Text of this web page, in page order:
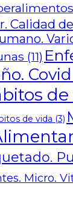
Calidad
(11)
Covid
de vida (3)
Micro.